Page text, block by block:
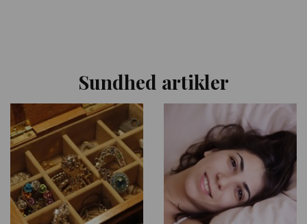
Sundhed artikler